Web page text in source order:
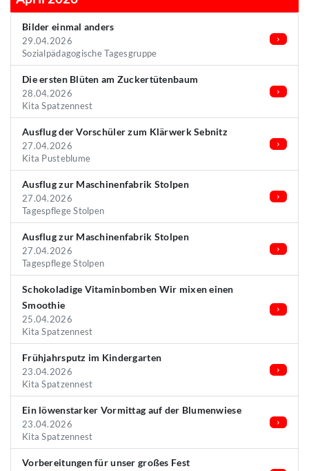
Bilder einmal anders
29.04.2026
Sozialpädagogische Tagesgruppe
Die ersten Blüten am Zuckertütenbaum
28.04.2026
Kita Spatzennest
Ausflug der Vorschüler zum Klärwerk Sebnitz
27.04.2026
Kita Pusteblume
Ausflug zur Maschinenfabrik Stolpen
27.04.2026
Tagespflege Stolpen
Ausflug zur Maschinenfabrik Stolpen
27.04.2026
Tagespflege Stolpen
Schokoladige Vitaminbomben Wir mixen einen
Smoothie
25.04.2026
Kita Spatzennest
Frühjahrsputz im Kindergarten
23.04.2026
Kita Spatzennest
Ein löwenstarker Vormittag auf der Blumenwiese
23.04.2026
Kita Spatzennest
Vorbereitungen für unser großes Fest